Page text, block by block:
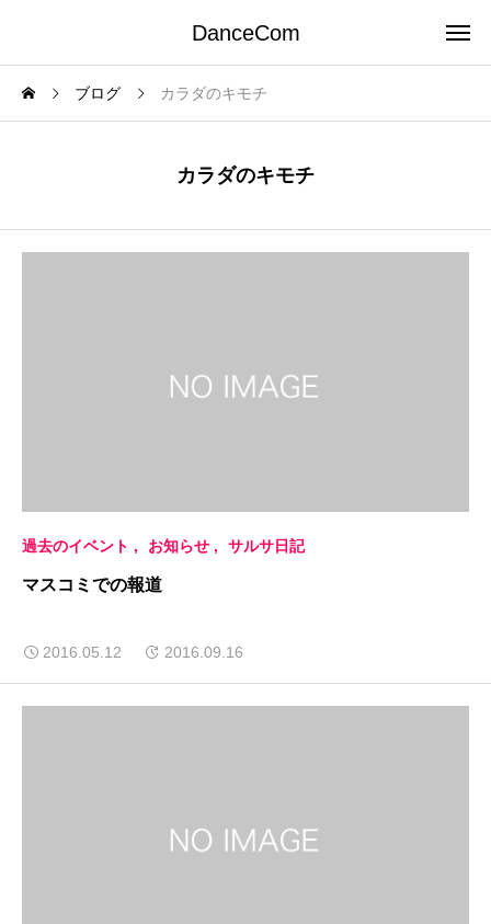
DanceCom
ブログ カラダのキモチ
カラダのキモチ
過去のイベント お知らせ サルサ日記
マスコミでの報道
2016.05.12 2016.09.16